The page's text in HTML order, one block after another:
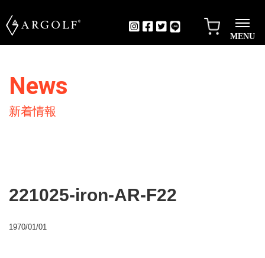
MENU
News
新着情報
221025-iron-AR-F22
1970/01/01